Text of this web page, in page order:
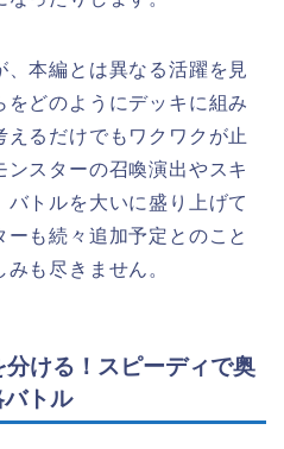
本編とは異なる活躍を見
どのようにデッキに組み
るだけでもワクワクが止
ンスターの召喚演出やスキ
トルを大いに盛り上げて
ーも続々追加予定とのこと
も尽きません。
ける！スピーディで奥
トル